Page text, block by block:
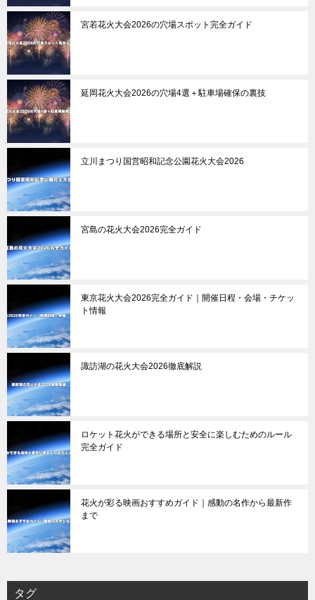
宮若花火大会2026の穴場スポット完全ガイド
延岡花火大会2026の穴場4選＋駐車場確保の裏技
立川まつり国営昭和記念公園花火大会2026
宮島の花火大会2026完全ガイド
東京花火大会2026完全ガイド｜開催日程・会場・チケッ
ト情報
諏訪湖の花火大会2026徹底解説
ロケット花火ができる場所と安全に楽しむためのルール
完全ガイド
花火が彩る映画おすすめガイド｜感動の名作から最新作
まで
タグ